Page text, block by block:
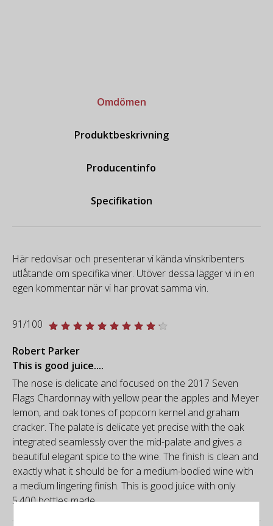
Omdömen
Produktbeskrivning
Producentinfo
Specifikation
Här redovisar och presenterar vi kända vinskribenters
utlåtande om specifika viner. Utöver dessa lägger vi in en
egen kommentar när vi har provat samma vin.
91/100
Robert Parker
This is good juice....
The nose is delicate and focused on the 2017 Seven
Flags Chardonnay with yellow pear the apples and Meyer
lemon, and oak tones of popcorn kernel and graham
cracker. The palate is delicate yet precise with the oak
integrated seamlessly over the mid-palate and gives a
beautiful elegant spice to the wine. The finish is clean and
exactly what it should be for a medium-bodied wine with
a medium lingering finish. This is good juice with only
5,400 bottles made.